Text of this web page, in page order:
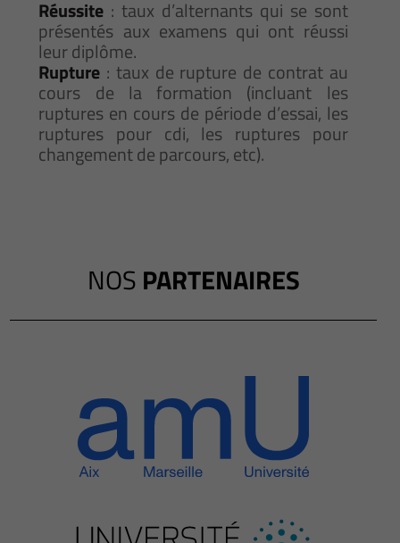
Réussite : taux d’alternants qui se sont
présentés aux examens qui ont réussi
leur diplôme.
Rupture : taux de rupture de contrat au
cours de la formation (incluant les
ruptures en cours de période d’essai, les
ruptures pour cdi, les ruptures pour
changement de parcours, etc).
NOS PARTENAIRES